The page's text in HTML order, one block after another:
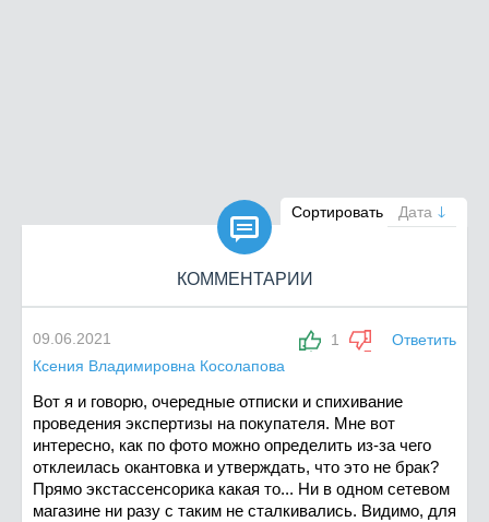
Сортировать Дата

КОММЕНТАРИИ
1 Ответить
09.06.2021
Ксения Владимировна Косолапова
Вот я и говорю, очередные отписки и спихивание
проведения экспертизы на покупателя. Мне вот
интересно, как по фото можно определить из-за чего
отклеилась окантовка и утверждать, что это не брак?
Прямо экстассенсорика какая то... Ни в одном сетевом
магазине ни разу с таким не сталкивались. Видимо, для